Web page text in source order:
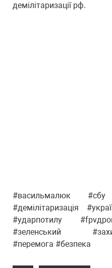
демілітаризації рф.
#васильмалюк #сбу
#демілітаризація
#ударпотилу
#зеленський
#перемога #безпека